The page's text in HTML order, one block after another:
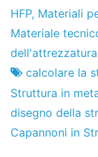
Fabbrica
di
progetti
26
de
gennaio
de
2016
HFP, Materiali
Materiale
dell'attrezzatura
calcolare la
Struttura in
disegno della
Capannoni in